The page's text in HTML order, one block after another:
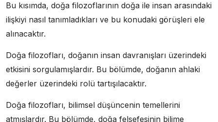
Bu kısımda, doğa filozoflarının doğa ile insan arasındaki
ilişkiyi nasıl tanımladıkları ve bu konudaki görüşleri ele
alınacaktır.
Doğa filozofları, doğanın insan davranışları üzerindeki
etkisini sorgulamışlardır. Bu bölümde, doğanın ahlaki
değerler üzerindeki rolü tartışılacaktır.
Doğa filozofları, bilimsel düşüncenin temellerini
atmışlardır. Bu bölümde, doğa felsefesinin bilime